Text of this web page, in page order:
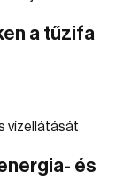
a tűzifa
és